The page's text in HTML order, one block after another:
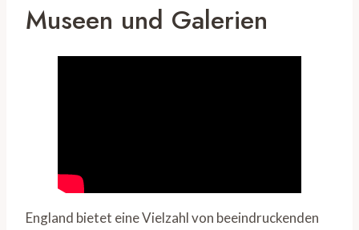
Museen und Galerien
England bietet eine Vielzahl von beeindruckenden